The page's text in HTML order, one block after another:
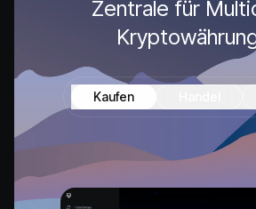
Zentrale für
Kaufen